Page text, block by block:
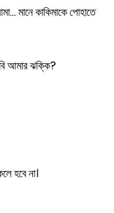
মানে কাকিমাকে পোহাতে
আমার ঝক্কি?
হবে না।